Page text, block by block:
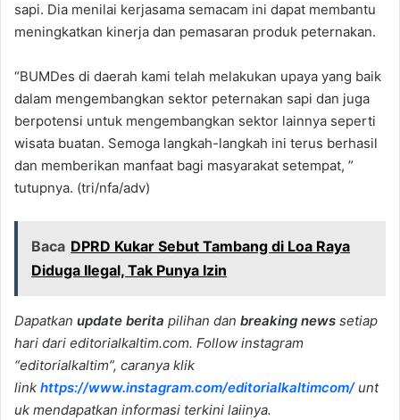
sapi. Dia menilai kerjasama semacam ini dapat membantu
meningkatkan kinerja dan pemasaran produk peternakan.
“BUMDes di daerah kami telah melakukan upaya yang baik
dalam mengembangkan sektor peternakan sapi dan juga
berpotensi untuk mengembangkan sektor lainnya seperti
wisata buatan. Semoga langkah-langkah ini terus berhasil
dan memberikan manfaat bagi masyarakat setempat, ”
tutupnya. (tri/nfa/adv)
Baca DPRD Kukar Sebut Tambang di Loa Raya
Diduga Ilegal, Tak Punya Izin
Dapatkan update berita pilihan dan breaking news setiap
hari dari editorialkaltim.com. Follow instagram
“editorialkaltim”, caranya klik
link https://www.instagram.com/editorialkaltimcom/ unt
uk mendapatkan informasi terkini laiinya.